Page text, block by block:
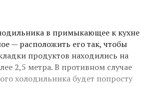
в примыкающее к кухне
— расположить его так, чтобы
продуктов находились на
2,5 метра. В противном случае
холодильника будет попросту